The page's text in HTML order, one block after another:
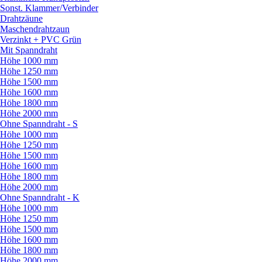
Sonst. Klammer/Verbinder
Drahtzäune
Maschendrahtzaun
Verzinkt + PVC Grün
Mit Spanndraht
Höhe 1000 mm
Höhe 1250 mm
Höhe 1500 mm
Höhe 1600 mm
Höhe 1800 mm
Höhe 2000 mm
Ohne Spanndraht - S
Höhe 1000 mm
Höhe 1250 mm
Höhe 1500 mm
Höhe 1600 mm
Höhe 1800 mm
Höhe 2000 mm
Ohne Spanndraht - K
Höhe 1000 mm
Höhe 1250 mm
Höhe 1500 mm
Höhe 1600 mm
Höhe 1800 mm